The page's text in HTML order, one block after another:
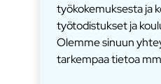
työkokemuksesta ja
työtodistukset ja
Olemme sinuun
tarkempaa tietoa